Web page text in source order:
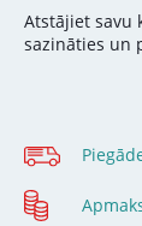
Atstājiet savu
sazināties un